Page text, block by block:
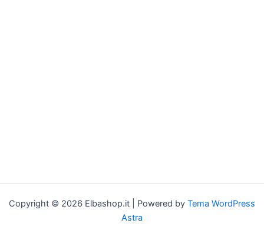
Copyright © 2026 Elbashop.it | Powered by Tema WordPress
Astra